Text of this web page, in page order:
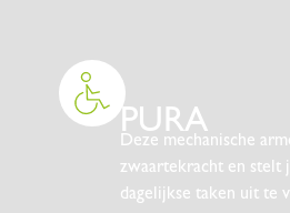
PURA
Deze mechanische
zwaartekracht en stelt
dagelijkse taken uit te